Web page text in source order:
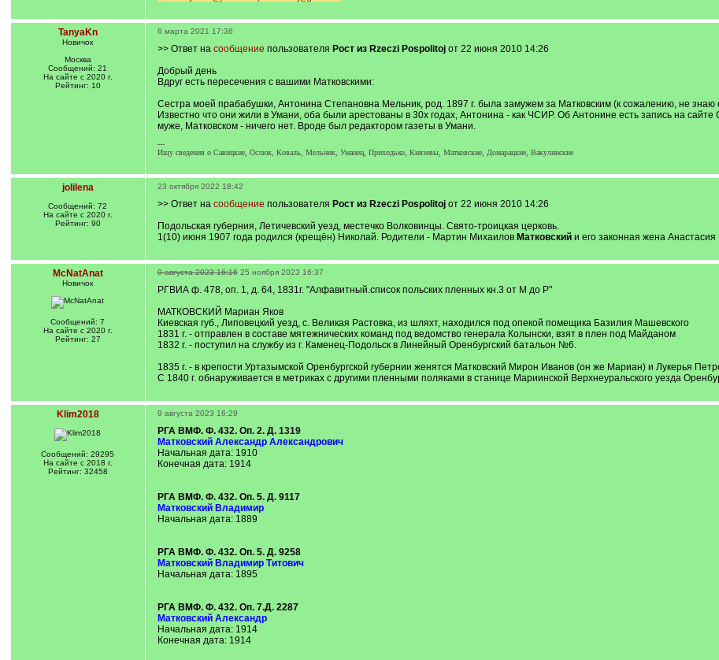
TanyaKn
Новичок
Москва
Сообщений: 21
На сайте с 2020 г.
Рейтинг: 10
6 марта 2021 17:36
>> Ответ на сообщение пользователя Рост из Rzeczi Pospolitojот 22 июня 2010 14:26
Добрый день
Вдруг есть пересечения с вашими Матковскими:
Сестра моей прабабушки, Антонина Степановна Мельник, род. 1897 г. была замужем за Матковским (к сожалению, не знаю
Известно что они жили в Умани, оба были арестованы в 30х годах, Антонина - как ЧСИР. Об Антонине есть запись на
муже, Матковском - ничего нет. Вроде был редактором газеты в Умани.
---
Ищу сведения о Савицкие, Ослюк, Коваль, Мельник, Уманец, Приходько, Князевы, Матковские, Домарацкие, Вакулинские
jolilena
Сообщений: 72
На сайте с 2020 г.
Рейтинг: 90
23 октября 2022 18:42
>> Ответ на сообщение пользователя Рост из Rzeczi Pospolitojот 22 июня 2010 14:26
Подольская губерния, Летичевский уезд, местечко Волковинцы. Свято-троицкая церковь.
1(10) июня 1907 года родился (крещён) Николай. Родители - Мартин Михаилов Матковскийи его законная жена Анастасия
McNatAnat
Новичок
Сообщений: 7
На сайте с 2020 г.
Рейтинг: 27
9 августа 2023 16:16 25 ноября 2023 16:37
РГВИА ф. 478, оп. 1, д. 64, 1831г. "Алфавитный.список польских пленных кн.3 от М до Р"
МАТКОВСКИЙ Мариан Яков
Киевская губ., Липовецкий уезд, с. Великая Растовка, из шляхт, находился под опекой помещика Базилия Машевского
1831 г. - отправлен в составе мятежнических команд под ведомство генерала Колынски, взят в плен под Майданом
1832 г. - поступил на службу из г. Каменец-Подольск в Линейный Оренбургский батальон №6.
1835 г. - в крепости Уртазымской Оренбургской губернии женятся Матковский Мирон Иванов (он же Мариан) и Лукерья
С 1840 г. обнаруживается в метриках с другими пленными поляками в станице Мариинской Верхнеуральского уезда
Klim2018
Сообщений: 29295
На сайте с 2018 г.
Рейтинг: 32458
9 августа 2023 16:29
РГА ВМФ. Ф. 432. Оп. 2. Д. 1319
Матковский Александр Александрович
Начальная дата: 1910
Конечная дата: 1914
РГА ВМФ. Ф. 432. Оп. 5. Д. 9117
Матковский Владимир
Начальная дата: 1889
РГА ВМФ. Ф. 432. Оп. 5. Д. 9258
Матковский Владимир Титович
Начальная дата: 1895
РГА ВМФ. Ф. 432. Оп. 7.Д. 2287
Матковский Александр
Начальная дата: 1914
Конечная дата: 1914